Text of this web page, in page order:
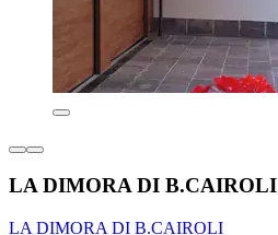
LA DIMORA DI B.CAIROLI
LA DIMORA DI B.CAIROLI